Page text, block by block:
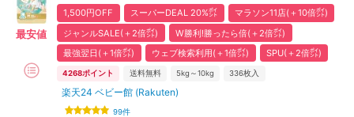
最安値
1,500円OFF スーパーDEAL 20%㌽
マラソン11店(＋10倍㌽)
ジャンルSALE(＋2倍㌽)
W勝利!勝ったら倍(＋2倍㌽)
最強翌日(＋1倍㌽)
ウェブ検索利用(＋1倍㌽) SPU(＋2倍㌽)
4268ポイント 送料無料 5kg～10kg 336枚入
楽天24 ベビー館 (Rakuten)
99件